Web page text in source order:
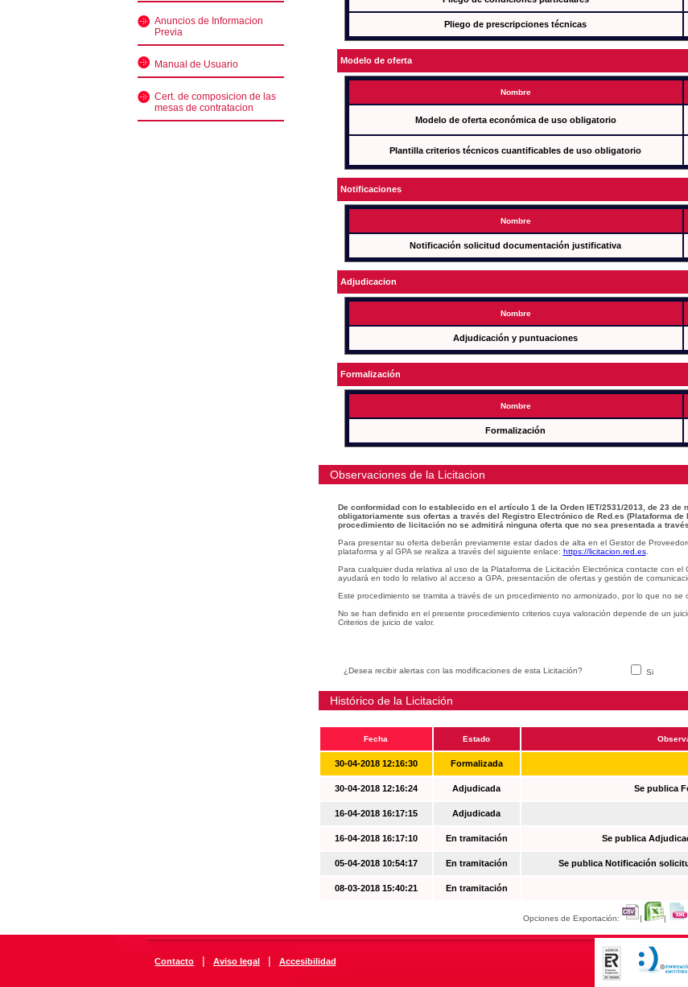
Anuncios de Informacion
Previa
Manual de Usuario
Cert. de composicion de las
mesas de contratacion
Pliego de prescripciones técnicas
Modelo de oferta
Nombre
Modelo de oferta económica de uso obligatorio
Plantilla criterios técnicos cuantificables de uso obligatorio
Notificaciones
Nombre
Notificación solicitud documentación justificativa
Adjudicacion
Nombre
Adjudicación y puntuaciones
Formalización
Nombre
Formalización
Observaciones de la Licitacion
De conformidad con lo establecido en el artículo 1 de la Orden IET/2531/2013, de 23
obligatoriamente sus ofertas a través del Registro Electrónico de Red.es (Plataforma
procedimiento de licitación no se admitirá ninguna oferta que no sea presentada a
Para presentar su oferta deberán previamente estar dados de alta en el Gestor de
plataforma y al GPA se realiza a través del siguiente enlace: https://licitacion.red.es.
Para cualquier duda relativa al uso de la Plataforma de Licitación Electrónica contacte con el
ayudará en todo lo relativo al acceso a GPA, presentación de ofertas y gestión de
Este procedimiento se tramita a través de un procedimiento no armonizado, por lo que no
No se han definido en el presente procedimiento criterios cuya valoración depende de un
Criterios de juicio de valor.
¿Desea recibir alertas con las modificaciones de esta Licitación? Si
Histórico de la Licitación
Fecha Estado
30-04-2018 12:16:30 Formalizada
30-04-2018 12:16:24 Adjudicada Se publica
16-04-2018 16:17:15 Adjudicada
16-04-2018 16:17:10 En tramitación Se publica
05-04-2018 10:54:17 En tramitación Se publica Notificación
08-03-2018 15:40:21 En tramitación
Opciones de Exportación: | |
Contacto | Aviso legal | Accesibilidad